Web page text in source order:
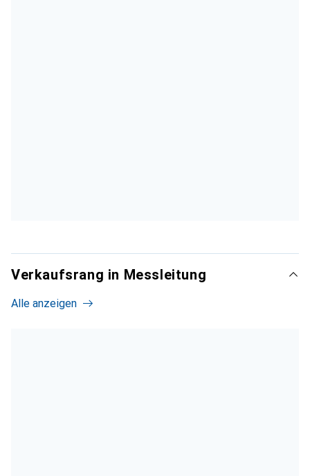
Verkaufsrang in Messleitung
Alle anzeigen